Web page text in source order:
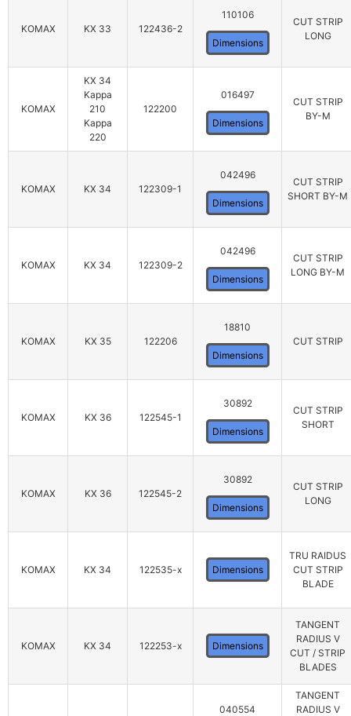
KOMAX KX 33 122436-2
110106
Dimensions
CUT STRIP
LONG
KOMAX
KX 34
Kappa
210
Kappa
220
122200
016497
Dimensions
CUT STRIP
BY-M
KOMAX KX 34 122309-1
042496
Dimensions
CUT STRIP
SHORT BY-M
KOMAX KX 34 122309-2
042496
Dimensions
CUT STRIP
LONG BY-M
KOMAX KX 35 122206
18810
Dimensions
CUT STRIP
KOMAX KX 36 122545-1
30892
Dimensions
CUT STRIP
SHORT
KOMAX KX 36 122545-2
30892
Dimensions
CUT STRIP
LONG
KOMAX KX 34 122535-x Dimensions
TRU RAIDUS
CUT STRIP
BLADE
KOMAX KX 34 122253-x Dimensions
TANGENT
RADIUS V
CUT / STRIP
BLADES
040554
TANGENT
RADIUS V